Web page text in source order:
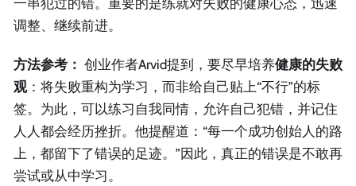
调整、继续前进。
方法参考： 创业作者Arvid提到，要尽早培养健康的失败
观：将失败重构为学习，而非给自己贴上“不行”的标
签。为此，可以练习自我同情，允许自己犯错，并记住
人人都会经历挫折。他提醒道：“每一个成功创始人的路
上，都留下了错误的足迹。”因此，真正的错误是不敢再
尝试或从中学习。